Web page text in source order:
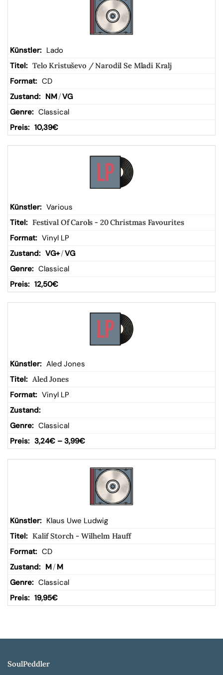
kor
b
Lado
Telo Kristuševo / Narodil Se Mladi Kralj
CD
NM/VG
Classical
10,39€
Various
Festival Of Carols - 20 Christmas Favourites
Vinyl LP
VG+/VG
Classical
12,50€
Aled Jones
Aled Jones
Vinyl LP
Classical
3,24€ – 3,99€
Klaus Uwe Ludwig
Kalif Storch - Wilhelm Hauff
CD
M/ M
Classical
19,95€
SoulPeddler